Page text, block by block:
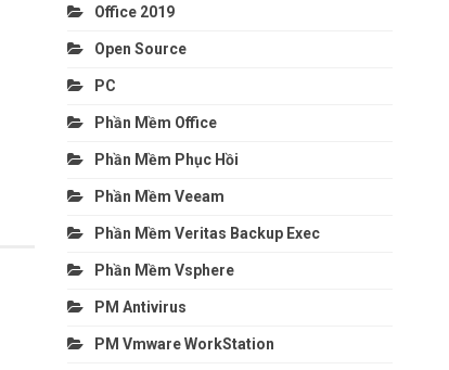
Office 2019
Open Source
PC
Phần Mềm Office
Phần Mềm Phục Hồi
Phần Mềm Veeam
Phần Mềm Veritas Backup Exec
Phần Mềm Vsphere
PM Antivirus
PM Vmware WorkStation